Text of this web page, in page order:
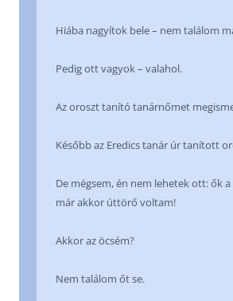
Hiába nagyítok bele – nem találom
Pedig ott vagyok – valahol.
Az oroszt tanító tanárnőmet
Később az Eredics tanár úr tanított
De mégsem, én nem lehetek ott: ők
már akkor úttörő voltam!
Akkor az öcsém?
Nem találom őt se.